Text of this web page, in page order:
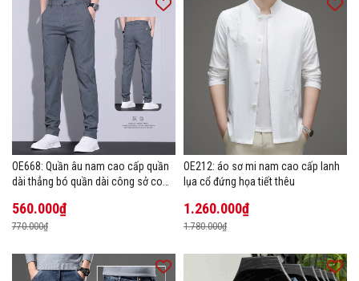
OE668: Quần âu nam cao cấp quần
dài thẳng bó quần dài công sở co
560.000₫
770.000₫
OE212: áo sơ mi nam cao cấp lanh
lụa cổ đứng họa tiết thêu
1.260.000₫
1.780.000₫